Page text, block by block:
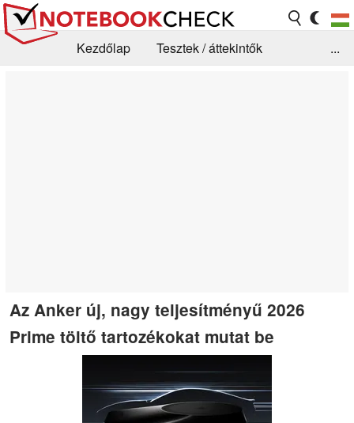
Kezdőlap
Tesztek / áttekintők
...
Az Anker új, nagy teljesítményű 2026
Prime töltő tartozékokat mutat be